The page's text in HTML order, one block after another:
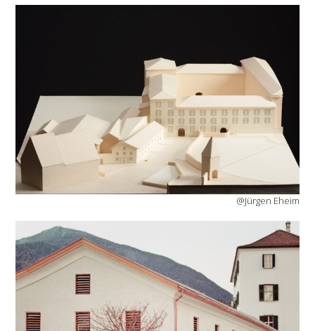
@Jürgen Eheim